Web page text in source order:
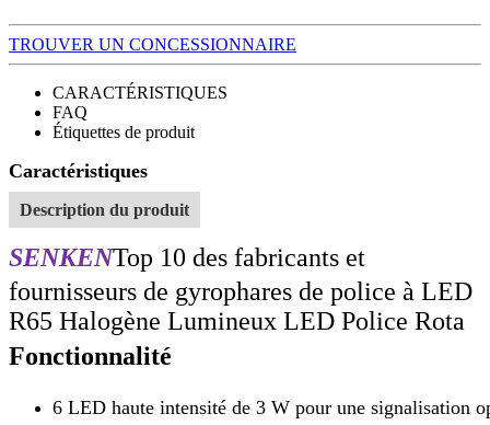
TROUVER UN CONCESSIONNAIRE
CARACTÉRISTIQUES
FAQ
Étiquettes de produit
Caractéristiques
Description du produit
SENKENTop 10 des fabricants et
fournisseurs de gyrophares de police à LED
R65 Halogène Lumineux LED Police Rota
Fonctionnalité
6 LED haute intensité de 3 W pour une signalisation